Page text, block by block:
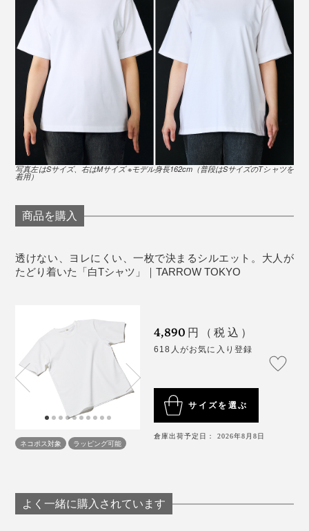
しいカタチです。
※モデル身長173cm「Mサイズ」着用
デニムやスラックス、ショートパンツ、スカート……ど
んなボトムスともバランスよく合わせられるサイズ感
ジャケットのインナー使いにもぴったり。ヨレにくく、
ほどよく詰まったクルーネックが衿まわりにきっちり感
を残してくれます。
写真左はSサイズ、右はMサイズ ※モデル身長162cm（普段はSサイズのTシャツを
着用）
商品を購入
透けない、ヨレにくい、一枚で決まるシルエット。大人が
たどり着いた「白Tシャツ」｜TARROW TOKYO
ネコポス対象 ラッピング可能
4,890 円（税込）
618人がお気に入り登録
サイズを選ぶ
倉庫出荷予定日： 2026年8月8日
よく一緒に購入されています